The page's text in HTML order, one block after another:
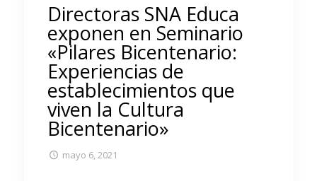
Directoras SNA Educa
exponen en Seminario
«Pilares Bicentenario:
Experiencias de
establecimientos que
viven la Cultura
Bicentenario»
mayo 6, 2021